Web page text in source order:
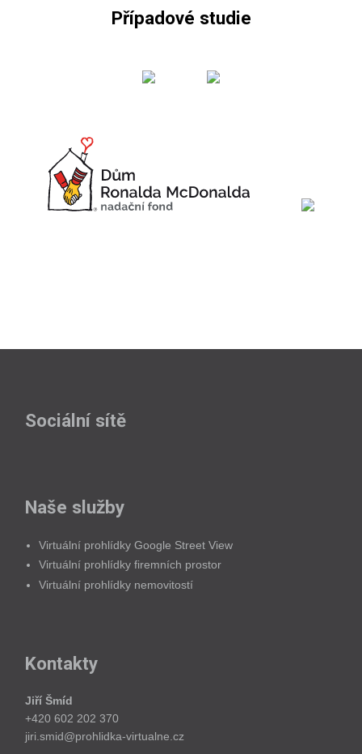
Případové studie
Sociální sítě
Naše služby
Virtuální prohlídky Google Street View
Virtuální prohlídky firemních prostor
Virtuální prohlídky nemovitostí
Kontakty
Jiří Šmíd
+420 602 202 370
jiri.smid@prohlidka-virtualne.cz